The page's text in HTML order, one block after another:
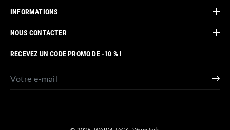
INFORMATIONS
NOUS CONTACTER
RECEVEZ UN CODE PROMO DE -10 % !